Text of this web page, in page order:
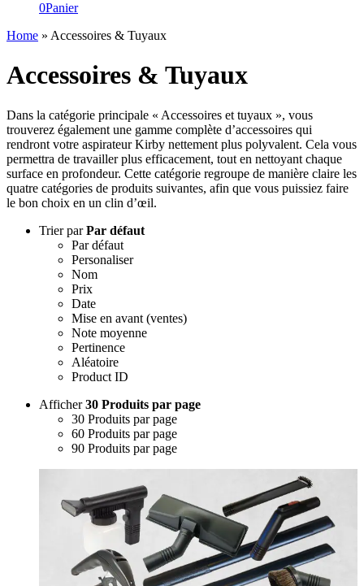
0Panier
Home » Accessoires & Tuyaux
Accessoires & Tuyaux
Dans la catégorie principale « Accessoires et tuyaux », vous
trouverez également une gamme complète d’accessoires qui
rendront votre aspirateur Kirby nettement plus polyvalent. Cela vous
permettra de travailler plus efficacement, tout en nettoyant chaque
surface en profondeur. Cette catégorie regroupe de manière claire les
quatre catégories de produits suivantes, afin que vous puissiez faire
le bon choix en un clin d’œil.
Trier parPar défaut
Par défaut
Personaliser
Nom
Prix
Date
Mise en avant (ventes)
Note moyenne
Pertinence
Aléatoire
Product ID
Afficher30 Produits par page
30 Produits par page
60 Produits par page
90 Produits par page